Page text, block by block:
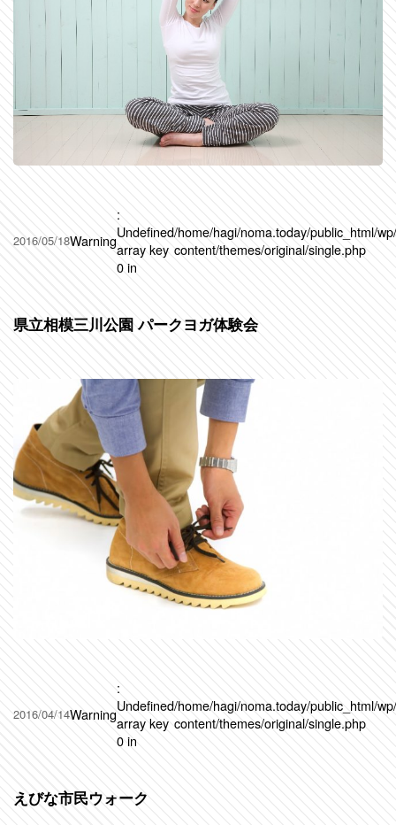
2016/05/18Warning
:
Undefined
array key
0 in
/home/hagi/noma.today/public_html/
content/themes/original/single.php
県立相模三川公園 パークヨガ体験会
2016/04/14Warning
:
Undefined
array key
0 in
/home/hagi/noma.today/public_html/
content/themes/original/single.php
えびな市民ウォーク